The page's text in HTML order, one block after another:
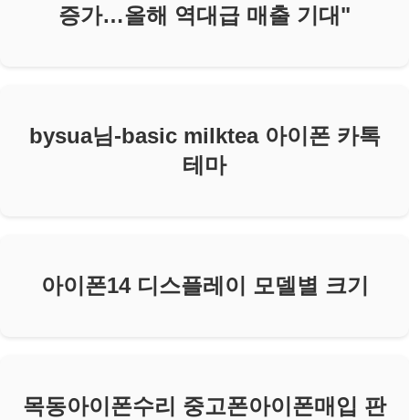
증가…올해 역대급 매출 기대"
bysua님-basic milktea 아이폰 카톡
테마
아이폰14 디스플레이 모델별 크기
목동아이폰수리 중고폰아이폰매입 판